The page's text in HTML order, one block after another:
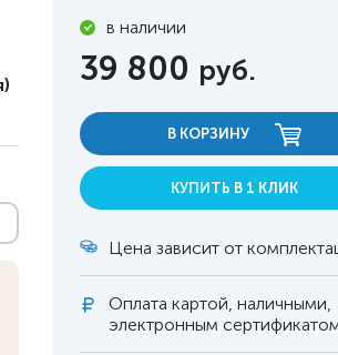
в наличии
39 800 руб.
В КОРЗИНУ
КУПИТЬ В 1 КЛИК
Цена зависит от
Оплата картой, наличными,
электронным